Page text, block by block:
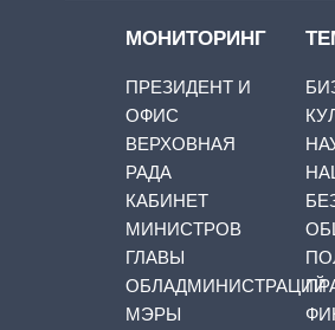
МОНИТОРИНГ
ПРЕЗИДЕНТ И
ОФИС
ВЕРХОВНАЯ
РАДА
КАБИНЕТ
МИНИСТРОВ
ГЛАВЫ
ОБЛАДМИНИСТРАЦИЙ
МЭРЫ